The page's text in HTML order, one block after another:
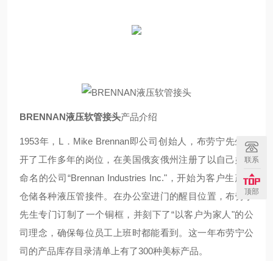
BRENNAN液压软管接头产品介绍
1953年，L．Mike Brennan即公司创始人，布劳宁先生离
开了工作多年的岗位，在美国俄亥俄州注册了以自己姓氏
命名的公司“Brennan Industries Inc."，开始为客户生产和
仓储各种液压管接件。在办公室进门的醒目位置，布劳宁
先生专门订制了一个铜框，并刻下了“以客户为家人"的公
司理念，确保每位员工上班时都能看到。这一年布劳宁公
司的产品库存目录清单上有了300种美标产品。
联系
顶部